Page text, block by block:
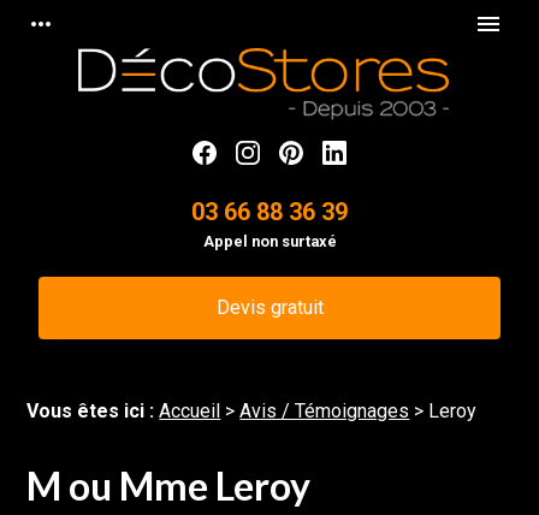
more_horiz menu
03 66 88 36 39
Appel non surtaxé
Devis gratuit
Vous êtes ici :Accueil >Avis / Témoignages > Leroy
M ou Mme Leroy